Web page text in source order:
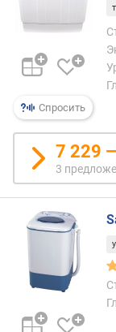
о
л
и
е
с
т
в
о
п
о
а
м
(
Спросить
7 229
3